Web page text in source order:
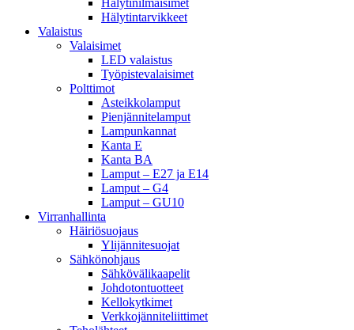
Hälytinilmaisimet
Hälytintarvikkeet
Valaistus
Valaisimet
LED valaistus
Työpistevalaisimet
Polttimot
Asteikkolamput
Pienjännitelamput
Lampunkannat
Kanta E
Kanta BA
Lamput – E27 ja E14
Lamput – G4
Lamput – GU10
Virranhallinta
Häiriösuojaus
Ylijännitesuojat
Sähkönohjaus
Sähkövälikaapelit
Johdotontuotteet
Kellokytkimet
Verkkojänniteliittimet